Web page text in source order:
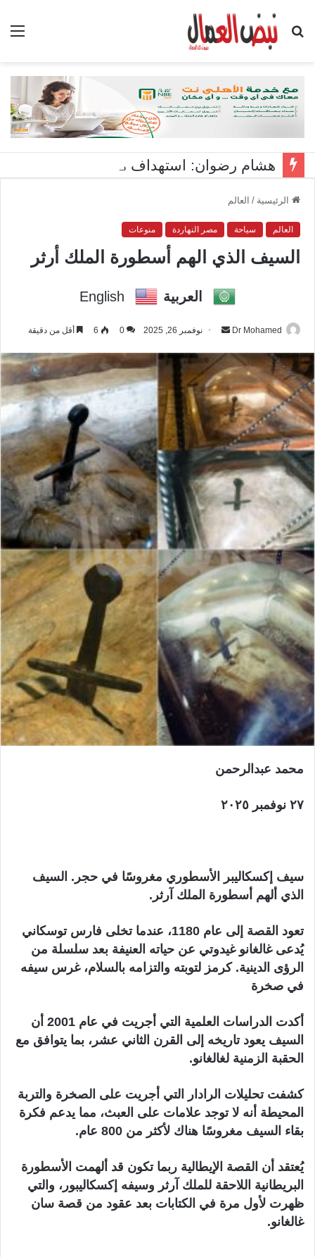
بحث
الرئيسية / العالم
العالم سياحة مصر النهاردة منوعات
السيف الذي الهم أسطورة الملك أرثر
العربية English
Dr Mohamed
س
ل
ب
ر
ي
د
ا
إ
ر
و
ن
ي
ا
نوفمبر 26, 2025 0
6 أقل من دقيقة
محمد عبدالرحمن
٢٧ نوفمبر ٢٠٢٥
سيف إكسكاليبر الأسطوري مغروسًا في حجر. السيف
الذي ألهم أسطورة الملك آرثر.
تعود القصة إلى عام 1180، عندما تخلى فارس توسكاني
يُدعى غالغانو غيدوتي عن حياته العنيفة بعد سلسلة من
الرؤى الدينية. كرمز لتوبته والتزامه بالسلام، غرس سيفه
في صخرة
أكدت الدراسات العلمية التي أجريت في عام 2001 أن
السيف يعود تاريخه إلى القرن الثاني عشر، بما يتوافق مع
الحقبة الزمنية لغالغانو.
كشفت تحليلات الرادار التي أجريت على الصخرة والتربة
المحيطة أنه لا توجد علامات على العبث، مما يدعم فكرة
بقاء السيف مغروسًا هناك لأكثر من 800 عام.
يُعتقد أن القصة الإيطالية ربما تكون قد ألهمت الأسطورة
البريطانية اللاحقة للملك آرثر وسيفه إكسكاليبور، والتي
ظهرت لأول مرة في الكتابات بعد عقود من قصة سان
غالغانو.